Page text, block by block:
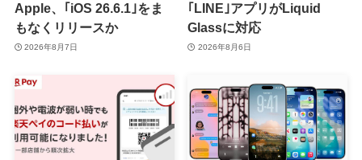
Apple、｢iOS 26.6.1｣をま
もなくリリースか
2026年8月7日
｢LINE｣アプリがLiquid
Glassに対応
2026年8月6日